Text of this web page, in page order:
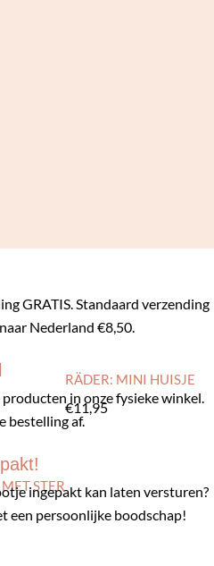
STER
RÄDER: MINI HUISJE
€11,95
GRATIS. Standaard verzending
Nederland €8,50.
in onze fysieke winkel.
bestelling af.
ingepakt kan laten versturen?
een persoonlijke boodschap!